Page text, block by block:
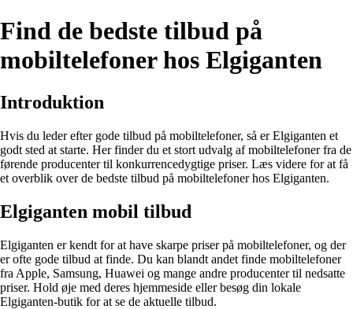
Find de bedste tilbud på
mobiltelefoner hos Elgiganten
Introduktion
Hvis du leder efter gode tilbud på mobiltelefoner, så er Elgiganten et
godt sted at starte. Her finder du et stort udvalg af mobiltelefoner fra de
førende producenter til konkurrencedygtige priser. Læs videre for at få
et overblik over de bedste tilbud på mobiltelefoner hos Elgiganten.
Elgiganten mobil tilbud
Elgiganten er kendt for at have skarpe priser på mobiltelefoner, og der
er ofte gode tilbud at finde. Du kan blandt andet finde mobiltelefoner
fra Apple, Samsung, Huawei og mange andre producenter til nedsatte
priser. Hold øje med deres hjemmeside eller besøg din lokale
Elgiganten-butik for at se de aktuelle tilbud.